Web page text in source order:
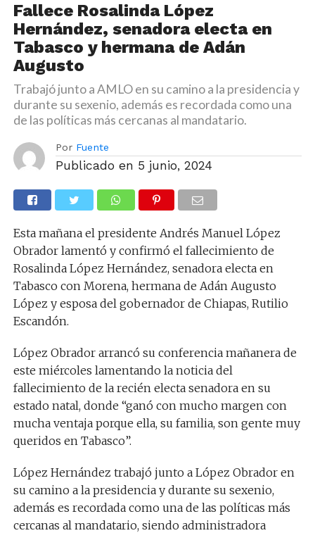
Fallece Rosalinda López
Hernández, senadora electa en
Tabasco y hermana de Adán
Augusto
Trabajó junto a AMLO en su camino a la presidencia y
durante su sexenio, además es recordada como una
de las políticas más cercanas al mandatario.
Por Fuente
Publicado en 5 junio, 2024
Esta mañana el presidente Andrés Manuel López
Obrador lamentó y confirmó el fallecimiento de
Rosalinda López Hernández, senadora electa en
Tabasco con Morena, hermana de Adán Augusto
López y esposa del gobernador de Chiapas, Rutilio
Escandón.
López Obrador arrancó su conferencia mañanera de
este miércoles lamentando la noticia del
fallecimiento de la recién electa senadora en su
estado natal, donde “ganó con mucho margen con
mucha ventaja porque ella, su familia, son gente muy
queridos en Tabasco”.
López Hernández trabajó junto a López Obrador en
su camino a la presidencia y durante su sexenio,
además es recordada como una de las políticas más
cercanas al mandatario, siendo administradora